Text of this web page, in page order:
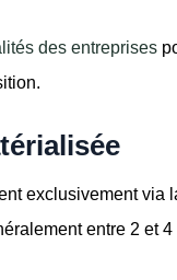
des entreprises
exclusivement via
entre 2 et 4